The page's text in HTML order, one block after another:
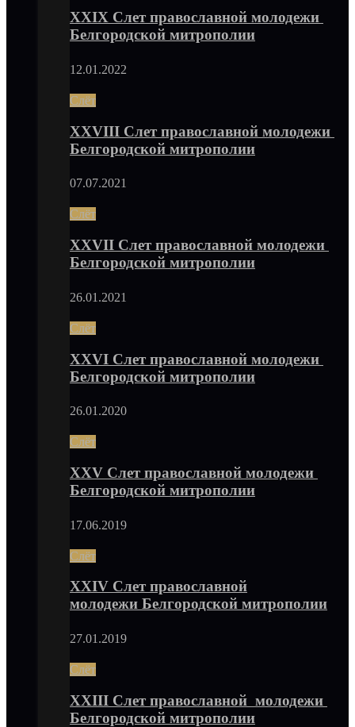
XXIX Слет православной молодежи
Белгородской митрополии
12.01.2022
Слёт
XXVIII Слет православной молодежи
Белгородской митрополии
07.07.2021
Слёт
XXVII Слет православной молодежи
Белгородской митрополии
26.01.2021
Слёт
XXVI Слет православной молодежи
Белгородской митрополии
26.01.2020
Слёт
XXV Слет православной молодежи
Белгородской митрополии
17.06.2019
Слёт
XXIV Слет православной
молодежи Белгородской митрополии
27.01.2019
Слёт
XXIII Слет православной молодежи
Белгородской митрополии